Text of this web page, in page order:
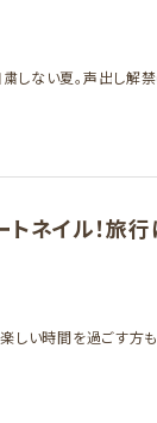
しない夏。声出し解
トネイル！旅
しい時間を過ごす方